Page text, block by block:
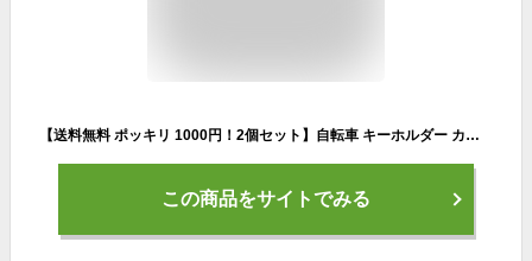
【送料無料 ポッキリ 1000円！2個セット】自転車 キーホルダー カラビナ 自転車キーホルダー ロードバイク ボトルオープナー 栓抜き 自転車 サイクリング ツーリング キーホルダー 自転車 車 鍵 キー☆栓抜き キーホルダー☆アルミ キーリング 自転車好き ポイント2倍♪
この商品をサイトでみる